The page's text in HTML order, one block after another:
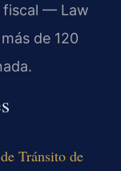
fiscal — Law
de 120
Tránsito de